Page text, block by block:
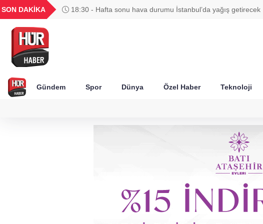
SON DAKİKA 18:30 - Hafta sonu hava durumu İstanbul’da yağış getirecek
UYU
1,1852
18,2377
16,2382
27,9743
0,0018
Gündem Spor Dünya Özel Haber Teknoloji